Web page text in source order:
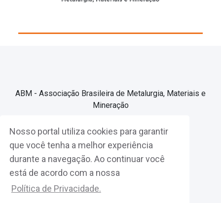
Nosso portal utiliza cookies para garantir
que você tenha a melhor experiência
durante a navegação. Ao continuar você
está de acordo com a nossa
Política de Privacidade.
ABM - Associação Brasileira de Metalurgia, Materiais e
Mineração
Associe-se
Fazer Login